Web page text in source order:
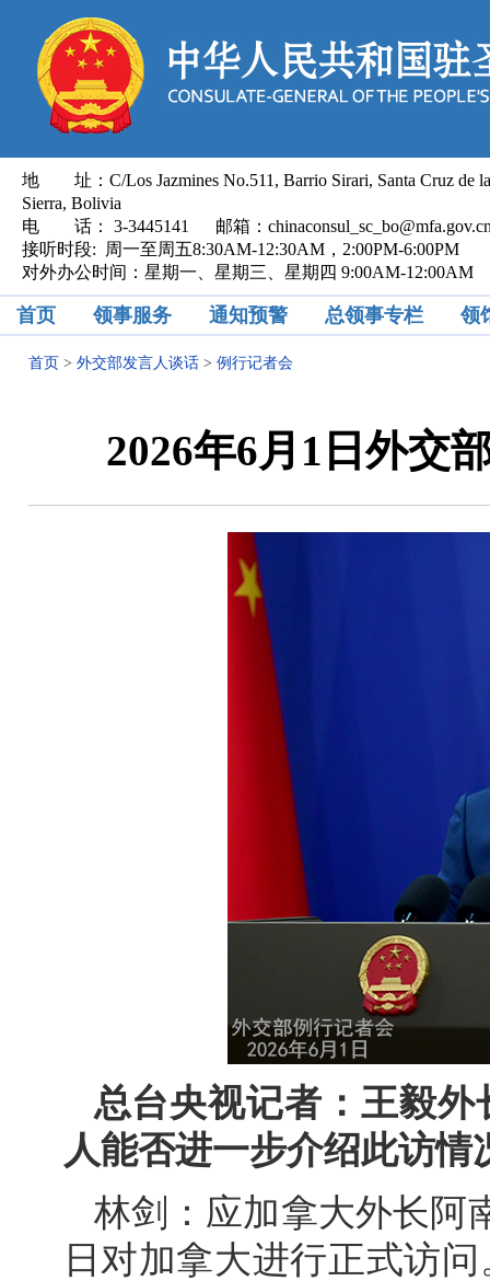
地 址：C/Los Jazmines No.511, Barrio Sirari, Santa Cruz de la
Sierra, Bolivia
电 话： 3-3445141 邮箱：
接听时段: 周一至周五8:30AM-12:30AM，2:00PM-6:00PM
对外办公时间：星期一、星期三、星期四 9:00AM-12:00AM
首页 领事服务 通知预警 总领事专栏 领
首页 > 外交部发言人谈话> 例行记者会
2026年6月1日外交
总台央视记者：王毅
人能否进一步介绍此访情
林剑：应加拿大外长阿
日对加拿大进行正式访